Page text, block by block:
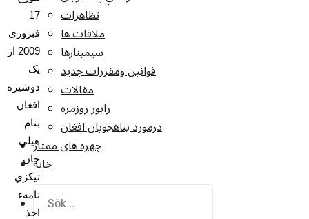
تظاهرات
ملاقات ها
سيمينارها
قوانين ومقررات جديد
مقالات
راپور روزمره
درمورد پناهجويان افغان
چهره های ممتاز
خانه
Sök
efter:
17
فبروري
2009 از
يک
دوشيزه
افغان
بنام
هيلي
جان
نيکزي
نامهء
اخذ